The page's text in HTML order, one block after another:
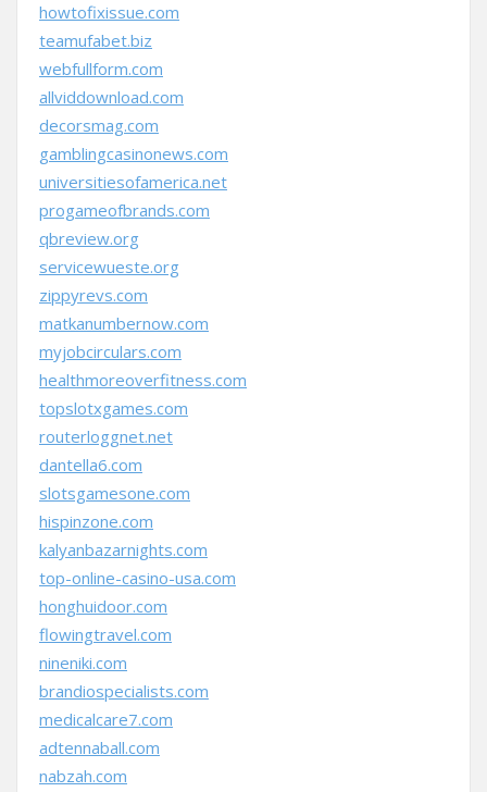
howtofixissue.com
teamufabet.biz
webfullform.com
allviddownload.com
decorsmag.com
gamblingcasinonews.com
universitiesofamerica.net
progameofbrands.com
qbreview.org
servicewueste.org
zippyrevs.com
matkanumbernow.com
myjobcirculars.com
healthmoreoverfitness.com
topslotxgames.com
routerloggnet.net
dantella6.com
slotsgamesone.com
hispinzone.com
kalyanbazarnights.com
top-online-casino-usa.com
honghuidoor.com
flowingtravel.com
nineniki.com
brandiospecialists.com
medicalcare7.com
adtennaball.com
nabzah.com